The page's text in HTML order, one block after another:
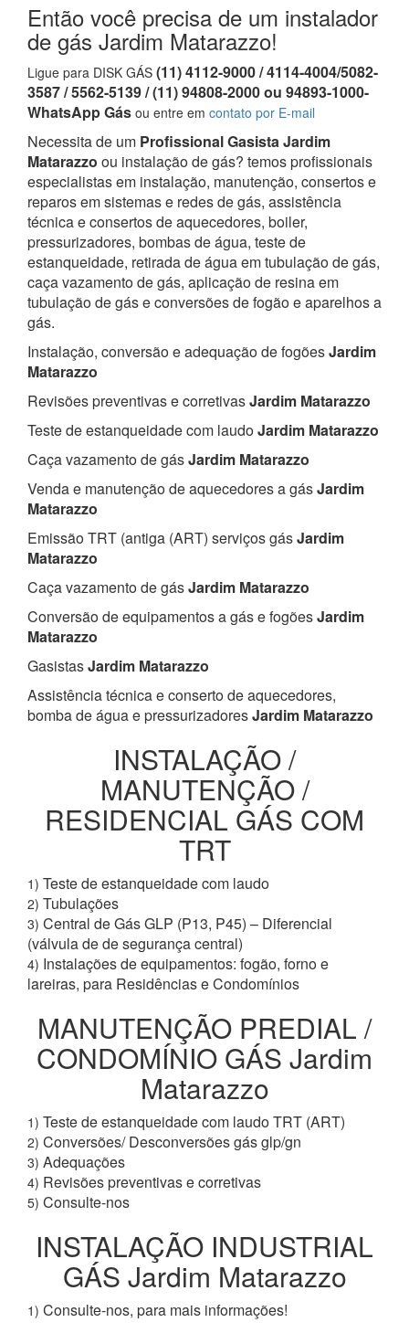
Então você precisa de um instalador
de gás Jardim Matarazzo!
Ligue para DISK GÁS (11) 4112-9000 / 4114-4004/5082-
3587 / 5562-5139 / (11) 94808-2000 ou 94893-1000-
WhatsApp Gás ou entre em contato por E-mail
Necessita de um Profissional Gasista Jardim
Matarazzo ou instalação de gás? temos profissionais
especialistas em instalação, manutenção, consertos e
reparos em sistemas e redes de gás, assistência
técnica e consertos de aquecedores, boiler,
pressurizadores, bombas de água, teste de
estanqueidade, retirada de água em tubulação de gás,
caça vazamento de gás, aplicação de resina em
tubulação de gás e conversões de fogão e aparelhos a
gás.
Instalação, conversão e adequação de fogõesJardim
Matarazzo
Revisões preventivas e corretivasJardim Matarazzo
Teste de estanqueidade com laudoJardim Matarazzo
Caça vazamento de gásJardim Matarazzo
Venda e manutenção de aquecedores a gásJardim
Matarazzo
Emissão TRT (antiga (ART) serviços gásJardim
Matarazzo
Caça vazamento de gásJardim Matarazzo
Conversão de equipamentos a gás e fogõesJardim
Matarazzo
GasistasJardim Matarazzo
Assistência técnica e conserto de aquecedores,
bomba de água e pressurizadoresJardim Matarazzo
INSTALAÇÃO /
MANUTENÇÃO /
RESIDENCIAL GÁS COM
TRT
1) Teste de estanqueidade com laudo
2) Tubulações
3) Central de Gás GLP (P13, P45) – Diferencial
(válvula de de segurança central)
4) Instalações de equipamentos: fogão, forno e
lareiras, para Residências e Condomínios
MANUTENÇÃO PREDIAL /
CONDOMÍNIO GÁS Jardim
Matarazzo
1) Teste de estanqueidade com laudo TRT (ART)
2) Conversões/ Desconversões gás glp/gn
3) Adequações
4) Revisões preventivas e corretivas
5) Consulte-nos
INSTALAÇÃO INDUSTRIAL
GÁS Jardim Matarazzo
1) Consulte-nos, para mais informações!